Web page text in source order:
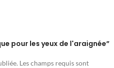
pour les yeux de l'araignée”
Les champs requis sont